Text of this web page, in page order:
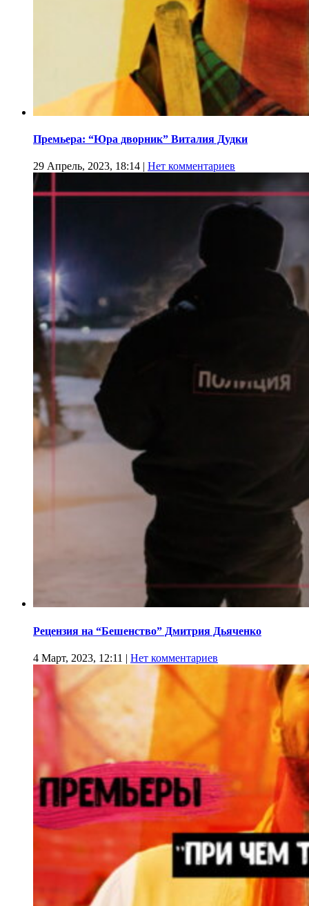
Премьера: “Юра дворник” Виталия Дудки
29 Апрель, 2023, 18:14 | Нет комментариев
Рецензия на “Бешенство” Дмитрия Дьяченко
4 Март, 2023, 12:11 | Нет комментариев